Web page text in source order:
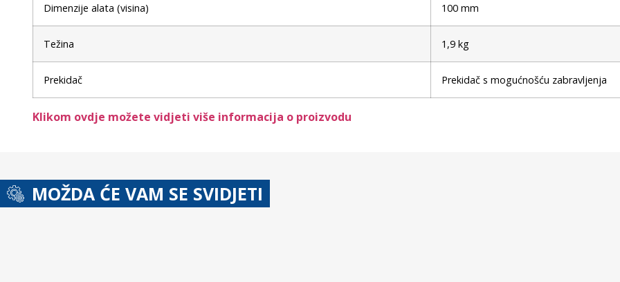
Dimenzije alata (visina) 100 mm
Težina 1,9 kg
Prekidač Prekidač s mogućnošću zabravljenja
Klikom ovdje možete vidjeti više informacija o proizvodu
MOŽDA ĆE VAM SE SVIDJETI